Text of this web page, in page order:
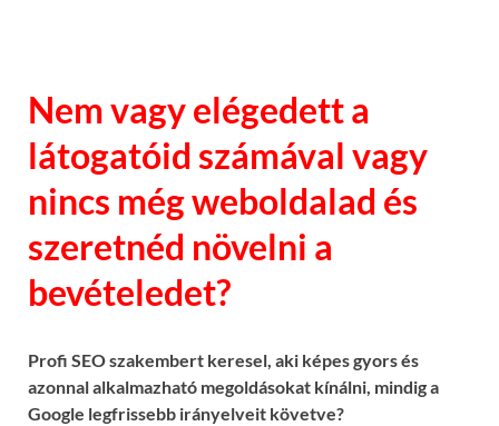
Nem vagy elégedett a
látogatóid számával vagy
nincs még weboldalad és
szeretnéd növelni a
bevételedet?
Profi SEO szakembert keresel, aki képes gyors és
azonnal alkalmazható megoldásokat kínálni, mindig a
Google legfrissebb irányelveit követve?